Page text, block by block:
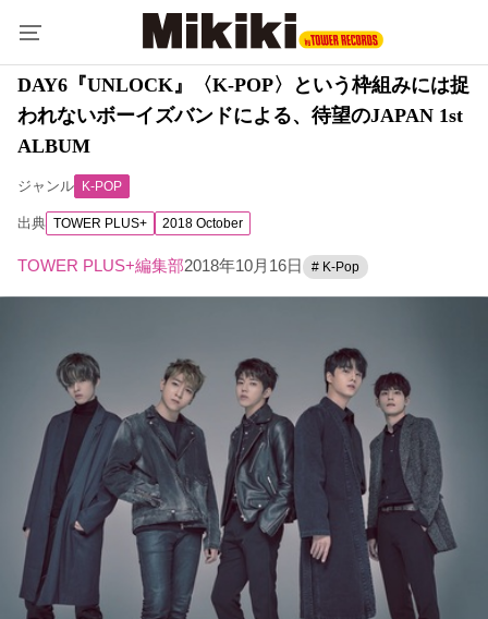
DAY6『UNLOCK』〈K-POP〉という枠組みには捉
われないボーイズバンドによる、待望のJAPAN 1st
ALBUM
ジャンル K-POP
出典 TOWER PLUS+ 2018 October
TOWER PLUS+編集部2018年10月16日 # K-Pop